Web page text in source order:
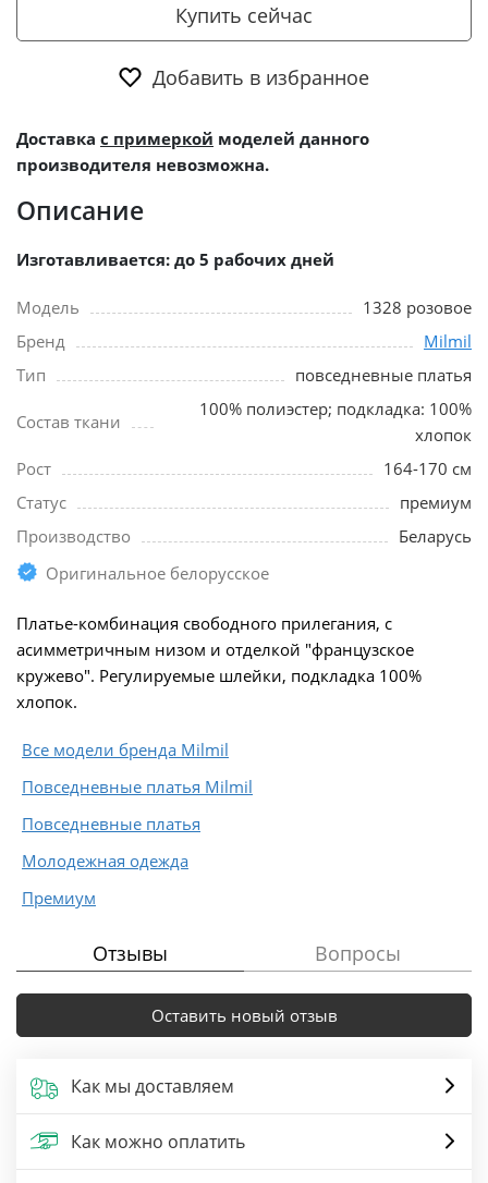
Купить сейчас
Добавить в избранное
Доставка с примеркой моделей данного
производителя невозможна.
Описание
Изготавливается: до 5 рабочих дней
Модель
1328 розовое
Бренд
Milmil
Тип
повседневные платья
Состав ткани
100% полиэстер; подкладка: 100%
хлопок
Рост
164-170 см
Статус
премиум
Производство
Беларусь
Оригинальное белорусское
Платье-комбинация свободного прилегания, с
асимметричным низом и отделкой "французское
кружево". Регулируемые шлейки, подкладка 100%
хлопок.
Все модели бренда Milmil
Повседневные платья Milmil
Повседневные платья
Молодежная одежда
Премиум
Отзывы Вопросы
Оставить новый отзыв
Как мы доставляем
Как можно оплатить